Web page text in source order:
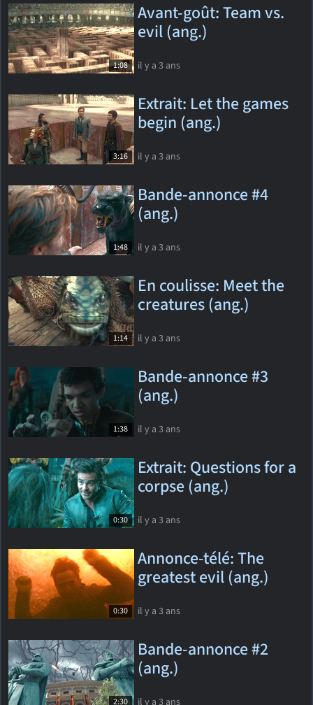
1:08
Avant-goût: Team vs.
evil (ang.)
il y a 3 ans
3:16
Extrait: Let the games
begin (ang.)
il y a 3 ans
1:48
Bande-annonce #4
(ang.)
il y a 3 ans
1:14
En coulisse: Meet the
creatures (ang.)
il y a 3 ans
1:38
Bande-annonce #3
(ang.)
il y a 3 ans
0:30
Extrait: Questions for a
corpse (ang.)
il y a 3 ans
0:30
Annonce-télé: The
greatest evil (ang.)
il y a 3 ans
2:30
Bande-annonce #2
(ang.)
il y a 3 ans